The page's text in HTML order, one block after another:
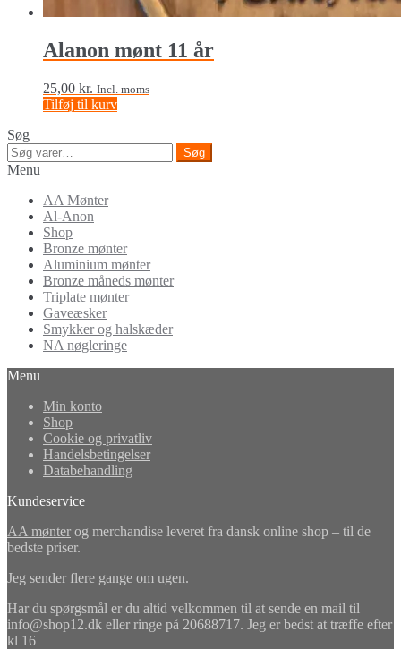
Alanon mønt 11 år
25,00 kr. Incl. moms
Tilføj til kurv
Søg
Søg
efter:
Søg
Menu
AA Mønter
Al-Anon
Shop
Bronze mønter
Aluminium mønter
Bronze måneds mønter
Triplate mønter
Gaveæsker
Smykker og halskæder
NA nøgleringe
Menu
Min konto
Shop
Cookie og privatliv
Handelsbetingelser
Databehandling
Kundeservice
AA mønter og merchandise leveret fra dansk online shop – til de
bedste priser.
Jeg sender flere gange om ugen.
Har du spørgsmål er du altid velkommen til at sende en mail til
info@shop12.dk eller ringe på 20688717. Jeg er bedst at træffe efter
kl 16